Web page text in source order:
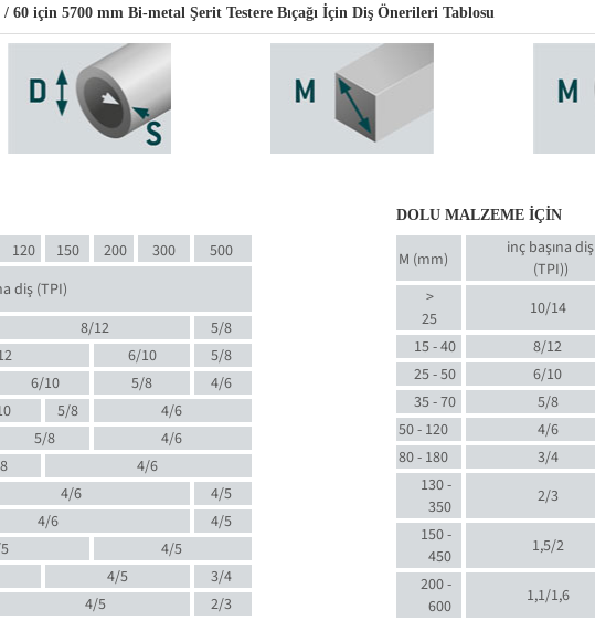
için 5700 mm Bi-metal Şerit Testere Bıçağı İçin Diş Önerileri Tablosu
120 150 200 300
500
diş (TPI)
8/12
5/8
6/10
5/8
6/10 5/8
4/6
5/8
4/6
5/8
4/6
4/6
4/6
4/5
4/6
4/5
4/5
4/5
3/4
4/5
2/3
DOLU MALZEME İÇİN
M (mm)
inç başına diş
(TPI))
>
25
10/14
15 - 40
8/12
25 - 50
6/10
35 - 70
5/8
50 - 120
4/6
80 - 180
3/4
130 -
350
2/3
150 -
450
1,5/2
200 -
600
1,1/1,6